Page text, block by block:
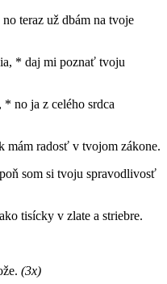
teraz už dbám na tvoje
* daj mi poznať tvoju
no ja z celého srdca
mám radosť v tvojom zákone.
som si tvoju spravodlivosť
tisícky v zlate a striebre.
(3x)